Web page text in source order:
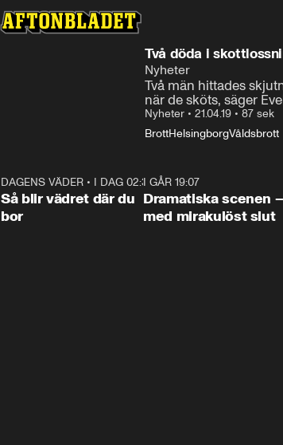
Två döda i
Nyheter
Två män hittades
när de sköts, säger
Nyheter • 21.04.19 • 87 sek
BrottHelsingborgVåldsbrott
1:06
DAGENS VÄDER • I DAG 02:30
Så blir vädret där du
bor
I GÅR 19:07
Dramatiska scenen –
med mirakulöst slut